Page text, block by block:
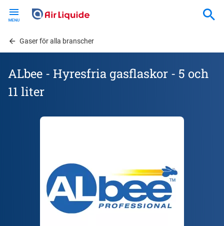
contentGaser för alla branscher
ALbee - Hyresfria gasflaskor - 5 och
11 liter